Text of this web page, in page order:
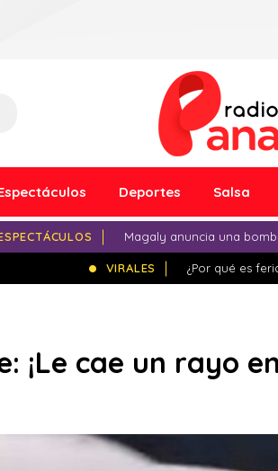
Deportes Salsa
Magaly anuncia una
VIRALES ¿Por qué es
¡Le cae un rayo